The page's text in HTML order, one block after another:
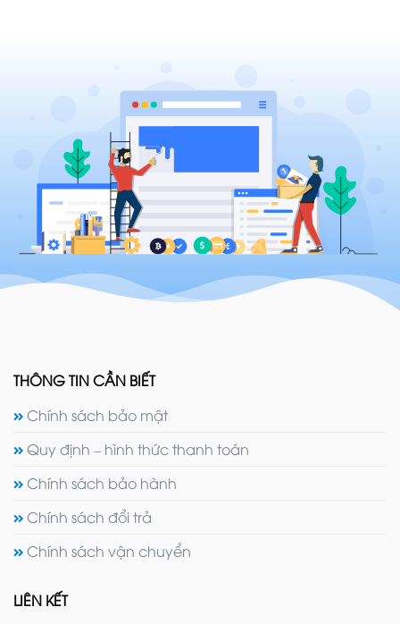
THÔNG TIN CẦN BIẾT
Chính sách bảo mật
Quy định – hình thức thanh toán
Chính sách bảo hành
Chính sách đổi trả
Chính sách vận chuyển
LIÊN KẾT